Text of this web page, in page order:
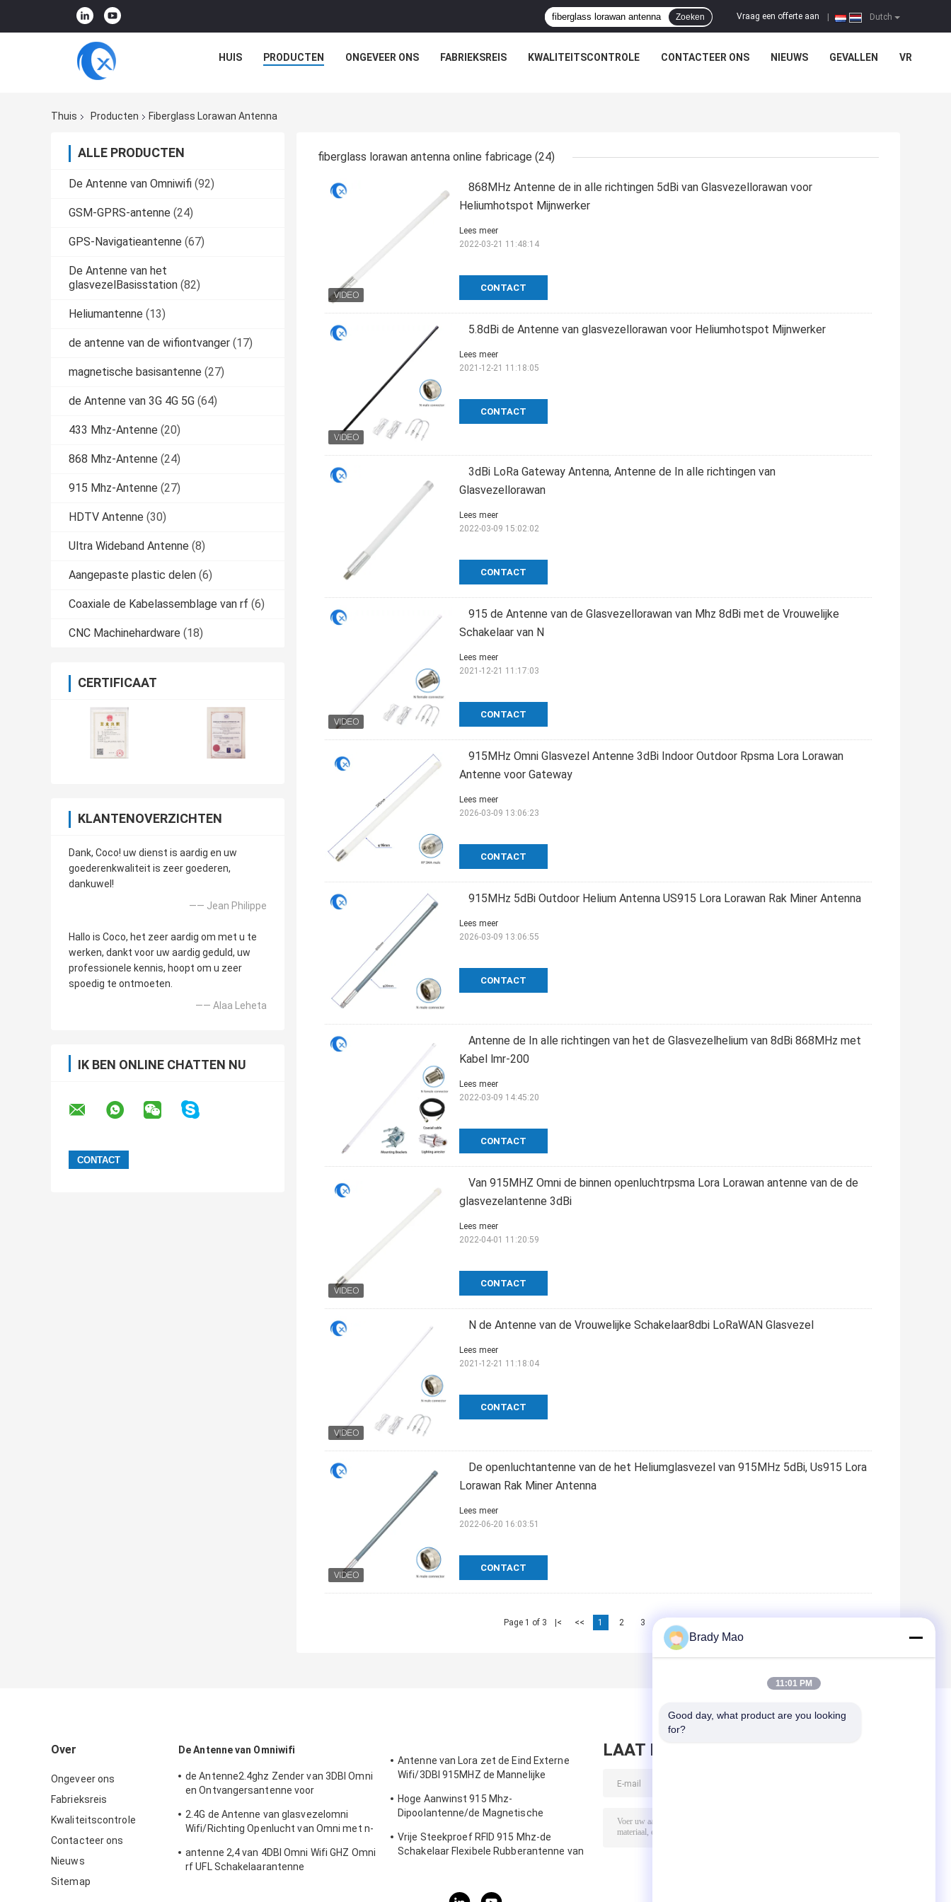
Dutch
Vraag een offerte aan
Zoeken
HUIS PRODUCTEN ONGEVEER ONS FABRIEKSREIS KWALITEITSCONTROLE CONTACTEER ONS NIEUWS GEVALLEN VR
Thuis Producten Fiberglass Lorawan Antenna
ALLE PRODUCTEN
De Antenne van Omniwifi (92)
GSM-GPRS-antenne (24)
GPS-Navigatieantenne (67)
De Antenne van het
glasvezelBasisstation (82)
Heliumantenne (13)
de antenne van de wifiontvanger (17)
magnetische basisantenne (27)
de Antenne van 3G 4G 5G (64)
433 Mhz-Antenne (20)
868 Mhz-Antenne (24)
915 Mhz-Antenne (27)
HDTV Antenne (30)
Ultra Wideband Antenne (8)
Aangepaste plastic delen (6)
Coaxiale de Kabelassemblage van rf (6)
CNC Machinehardware (18)
CERTIFICAAT
KLANTENOVERZICHTEN
Dank, Coco! uw dienst is aardig en uw
goederenkwaliteit is zeer goederen,
dankuwel!
—— Jean Philippe
Hallo is Coco, het zeer aardig om met u te
werken, dankt voor uw aardig geduld, uw
professionele kennis, hoopt om u zeer
spoedig te ontmoeten.
—— Alaa Leheta
IK BEN ONLINE CHATTEN NU
fiberglass lorawan antenna online fabricage (24)
868MHz Antenne de in alle richtingen 5dBi van Glasvezellorawan voor
Heliumhotspot Mijnwerker
CONTACT
Lees meer
2022-03-21 11:48:14
5.8dBi de Antenne van glasvezellorawan voor Heliumhotspot Mijnwerker
CONTACT
Lees meer
2021-12-21 11:18:05
3dBi LoRa Gateway Antenna, Antenne de In alle richtingen van
Glasvezellorawan
CONTACT
Lees meer
2022-03-09 15:02:02
915 de Antenne van de Glasvezellorawan van Mhz 8dBi met de Vrouwelijke
Schakelaar van N
CONTACT
Lees meer
2021-12-21 11:17:03
915MHz Omni Glasvezel Antenne 3dBi Indoor Outdoor Rpsma Lora Lorawan
Antenne voor Gateway
CONTACT
Lees meer
2026-03-09 13:06:23
915MHz 5dBi Outdoor Helium Antenna US915 Lora Lorawan Rak Miner Antenna
CONTACT
Lees meer
2026-03-09 13:06:55
Antenne de In alle richtingen van het de Glasvezelhelium van 8dBi 868MHz met
Kabel lmr-200
CONTACT
Lees meer
2022-03-09 14:45:20
Van 915MHZ Omni de binnen openluchtrpsma Lora Lorawan antenne van de de
glasvezelantenne 3dBi
CONTACT
Lees meer
2022-04-01 11:20:59
N de Antenne van de Vrouwelijke Schakelaar8dbi LoRaWAN Glasvezel
CONTACT
Lees meer
2021-12-21 11:18:04
De openluchtantenne van de het Heliumglasvezel van 915MHz 5dBi, Us915 Lora
Lorawan Rak Miner Antenna
CONTACT
Lees meer
2022-06-20 16:03:51
Page 1 of 3 |< << 1 2 3
Over
Ongeveer ons
Fabrieksreis
Kwaliteitscontrole
Contacteer ons
Nieuws
Sitemap
De Antenne van Omniwifi
de Antenne2.4ghz Zender van 3DBI Omni
en Ontvangersantenne voor
2.4G de Antenne van glasvezelomni
Wifi/Richting Openlucht van Omni met n-
antenne 2,4 van 4DBI Omni Wifi GHZ Omni
rf UFL Schakelaarantenne
Antenne van Lora zet de Eind Externe
Wifi/3DBI 915MHZ de Mannelijke
Hoge Aanwinst 915 Mhz-
Dipoolantenne/de Magnetische
Vrije Steekproef RFID 915 Mhz-de
Schakelaar Flexibele Rubberantenne van
LAAT BERICHT ACHTER
Brady Mao
11:01 PM
Good day, what product are you looking
for?